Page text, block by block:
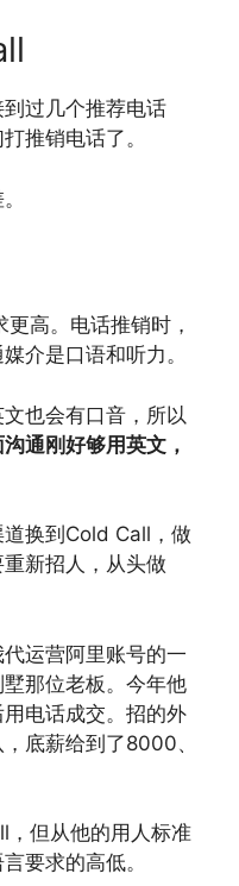
过几个推荐电话
推销电话了。
高。电话推销时，
介是口语和听力。
也会有口音，所以
通刚好够用英文，
换到Cold Call，做
新招人，从头做
运营阿里账号的一
那位老板。今年他
电话成交。招的外
底薪给到了8000、
但从他的用人标准
要求的高低。